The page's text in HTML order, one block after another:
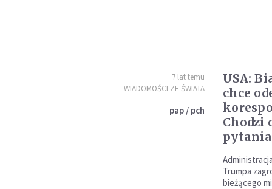
7 lat temu
WIADOMOŚCI ZE ŚWIATA
pap / pch
USA:
chce
Chodzi
pytania
Trumpa
bieżącego